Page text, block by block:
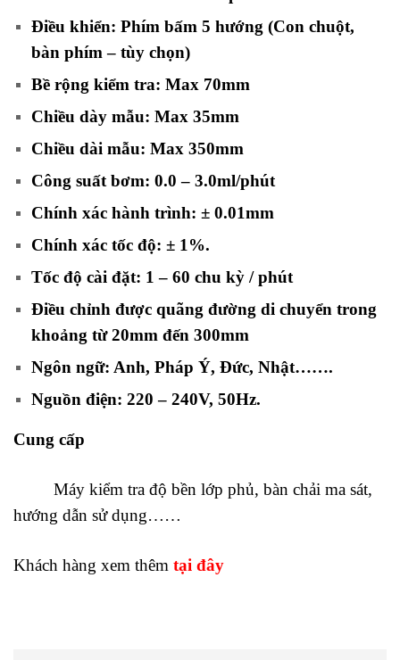
Điều khiển: Phím bấm 5 hướng (Con chuột,
bàn phím – tùy chọn)
Bề rộng kiểm tra: Max 70mm
Chiều dày mẫu: Max 35mm
Chiều dài mẫu: Max 350mm
Công suất bơm: 0.0 – 3.0ml/phút
Chính xác hành trình: ± 0.01mm
Chính xác tốc độ: ± 1%.
Tốc độ cài đặt: 1 – 60 chu kỳ / phút
Điều chỉnh được quãng đường di chuyển trong
khoảng từ 20mm đến 300mm
Ngôn ngữ: Anh, Pháp Ý, Đức, Nhật…….
Nguồn điện: 220 – 240V, 50Hz.
Cung cấp
Máy kiểm tra độ bền lớp phủ, bàn chải ma sát,
hướng dẫn sử dụng……
Khách hàng xem thêm tại đây